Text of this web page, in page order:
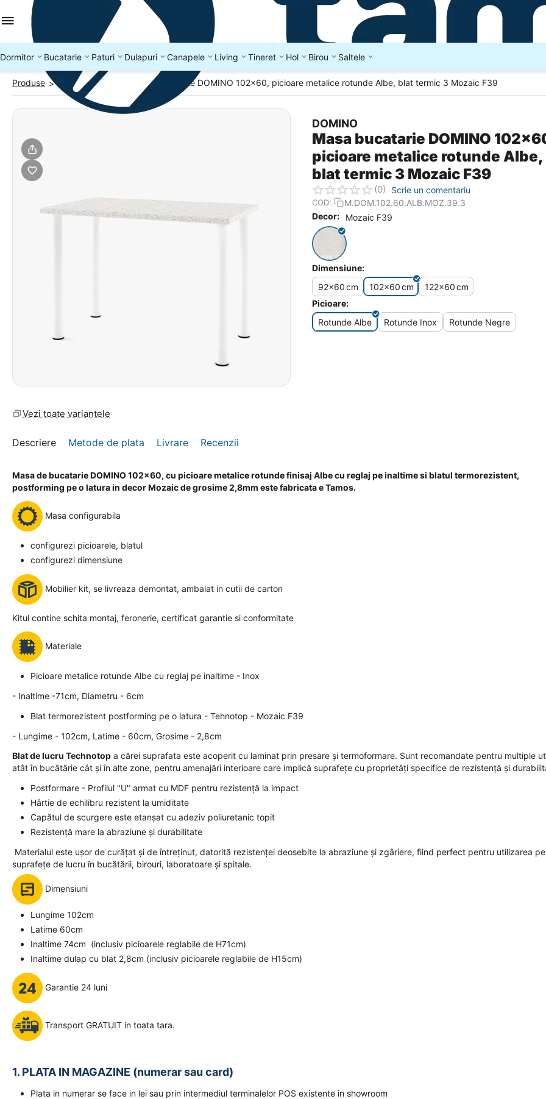
Dormitor Bucatarie Paturi Dulapuri Canapele Living Tineret Hol Birou Saltele
Produse > Mese bucatarie Masa bucatarie DOMINO 102x60, picioare metalice rotunde Albe, blat termic 3 Mozaic F39
DOMINO
Masa bucatarie DOMINO
picioare metalice rotunde Albe,
blat termic 3 Mozaic F39
(0) Scrie un comentariu
COD:
M.DOM.102.60.ALB.MOZ.39.3
Decor:
Mozaic F39
Dimensiune:
92x60cm 102x60cm 122x60cm
Picioare:
Rotunde Albe
Rotunde Inox Rotunde Negre
Vezi toate variantele
Descriere Metode de plata Livrare Recenzii
Masa de bucatarie DOMINO 102x60, cu picioare metalice rotunde finisaj Albe cu reglaj pe inaltime si blatul termorezistent,
postforming pe o latura in decor Mozaic de grosime 2,8mm este fabricata e Tamos.
Masa configurabila
configurezi picioarele, blatul
configurezi dimensiune
Mobilier kit, se livreaza demontat, ambalat in cutii de carton
Kitul contine schita montaj, feronerie, certificat garantie si conformitate
Materiale
Picioare metalice rotunde Albe cu reglaj pe inaltime - Inox
- Inaltime -71cm, Diametru - 6cm
Blat termorezistent postforming pe o latura - Tehnotop - Mozaic F39
- Lungime - 102cm, Latime - 60cm, Grosime - 2,8cm
Blat de lucru Technotop a cărei suprafata este acoperit cu laminat prin presare și termoformare. Sunt recomandate pentru multiple
atât în bucătărie cât și în alte zone, pentru amenajări interioare care implică suprafețe cu proprietăți specifice de rezistență și
Postformare - Profilul "U" armat cu MDF pentru rezistență la impact
Hârtie de echilibru rezistent la umiditate
Capătul de scurgere este etanșat cu adeziv poliuretanic topit
Rezistență mare la abraziune și durabilitate
Materialul este uşor de curăţat şi de întreţinut, datorită rezistenţei deosebite la abraziune şi zgâriere, fiind perfect pentru utilizarea
suprafeţe de lucru în bucătării, birouri, laboratoare şi spitale.
Dimensiuni
Lungime 102cm
Latime 60cm
Inaltime 74cm (inclusiv picioarele reglabile de H71cm)
Inaltime dulap cu blat 2,8cm (inclusiv picioarele reglabile de H15cm)
Garantie 24 luni
Transport GRATUIT in toata tara.
1. PLATA IN MAGAZINE (numerar sau card)
Plata in numerar se face in lei sau prin intermediul terminalelor POS existente in showroom